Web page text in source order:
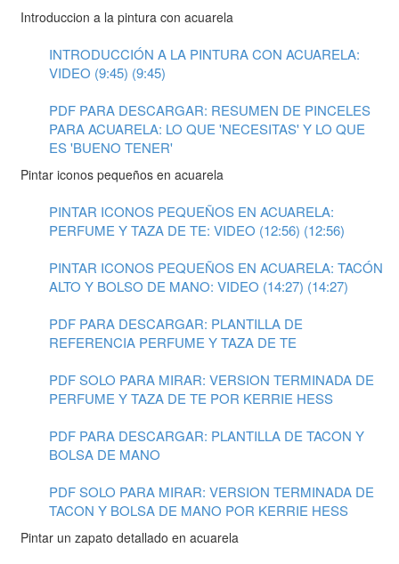
Introduccion a la pintura con acuarela
INTRODUCCIÓN A LA PINTURA CON ACUARELA:
VIDEO (9:45) (9:45)
PDF PARA DESCARGAR: RESUMEN DE PINCELES
PARA ACUARELA: LO QUE 'NECESITAS' Y LO QUE
ES 'BUENO TENER'
Pintar iconos pequeños en acuarela
PINTAR ICONOS PEQUEÑOS EN ACUARELA:
PERFUME Y TAZA DE TE: VIDEO (12:56) (12:56)
PINTAR ICONOS PEQUEÑOS EN ACUARELA: TACÓN
ALTO Y BOLSO DE MANO: VIDEO (14:27) (14:27)
PDF PARA DESCARGAR: PLANTILLA DE
REFERENCIA PERFUME Y TAZA DE TE
PDF SOLO PARA MIRAR: VERSION TERMINADA DE
PERFUME Y TAZA DE TE POR KERRIE HESS
PDF PARA DESCARGAR: PLANTILLA DE TACON Y
BOLSA DE MANO
PDF SOLO PARA MIRAR: VERSION TERMINADA DE
TACON Y BOLSA DE MANO POR KERRIE HESS
Pintar un zapato detallado en acuarela